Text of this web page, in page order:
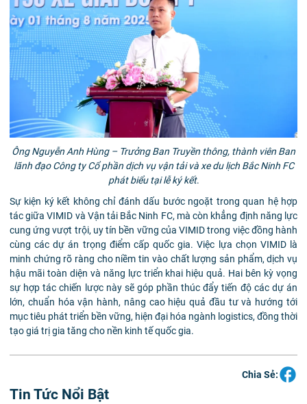
Ông Nguyễn Anh Hùng – Trưởng Ban Truyền thông, thành viên Ban
lãnh đạo Công ty Cổ phần dịch vụ vận tải và xe du lịch Bắc Ninh FC
phát biểu tại lễ ký kết.
Sự kiện ký kết không chỉ đánh dấu bước ngoặt trong quan hệ hợp
tác giữa VIMID và Vận tải Bắc Ninh FC, mà còn khẳng định năng lực
cung ứng vượt trội, uy tín bền vững của VIMID trong việc đồng hành
cùng các dự án trọng điểm cấp quốc gia. Việc lựa chọn VIMID là
minh chứng rõ ràng cho niềm tin vào chất lượng sản phẩm, dịch vụ
hậu mãi toàn diện và năng lực triển khai hiệu quả. Hai bên kỳ vọng
sự hợp tác chiến lược này sẽ góp phần thúc đẩy tiến độ các dự án
lớn, chuẩn hóa vận hành, nâng cao hiệu quả đầu tư và hướng tới
mục tiêu phát triển bền vững, hiện đại hóa ngành logistics, đồng thời
tạo giá trị gia tăng cho nền kinh tế quốc gia.
Chia Sẻ:
Tin Tức Nổi Bật